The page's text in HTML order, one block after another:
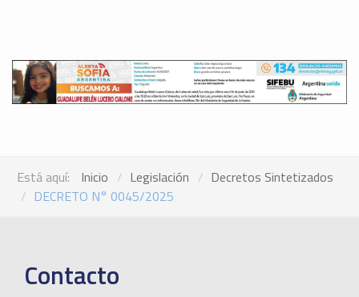
Está aquí: Inicio Legislación
Decretos Sintetizados
DECRETO N° 0045/2025
Contacto